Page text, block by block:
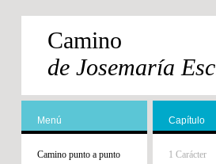
Camino
de Josemaría
Menú
Camino punto a punto
Capítulo
1 Carácter